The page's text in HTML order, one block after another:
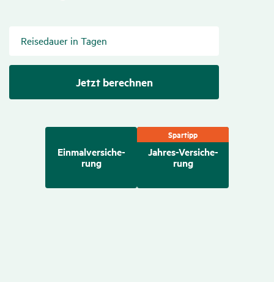
Reisedauer in Tagen
Gültiger
Jetzt berechnen
Einmal­ver­si­che­
rung
Spartipp
Jahres-Versi­che­
rung